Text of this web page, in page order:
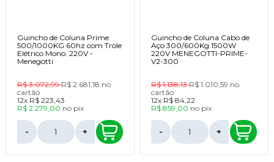
Guincho de Coluna Prime
500/1000KG 60hz com Trole
Elétrico Mono. 220V -
Menegotti
R$ 3.072,99R$ 2.681,18 no
cartão
12x R$ 223,43
R$ 2.279,00 no pix
- +
Guincho de Coluna Cabo de
Aço 300/600Kg 1500W
220V MENEGOTTI-PRIME-
V2-300
R$ 1.138,13R$ 1.010,59 no
cartão
12x R$ 84,22
R$ 859,00 no pix
- +